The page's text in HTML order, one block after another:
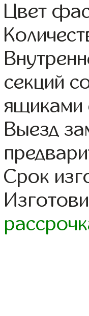
Цвет
секций
ящиками
Выезд
Срок